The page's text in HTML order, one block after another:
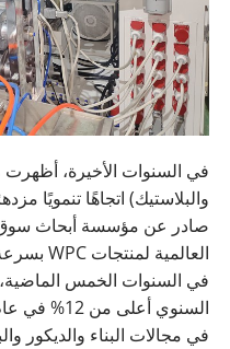
والبلاستيك) اتجاهًا تنمويًا
صادر عن مؤسسة أبحاث
في السنوات الخمس
السنوي
في مجالات البناء والديكور